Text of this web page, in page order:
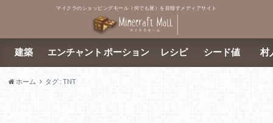
マイクラのショッピングモール（何でも屋）を目指すメディアサイト
建築 エンチャント ポーション レシピ シード値 村
ホーム タグ : TNT